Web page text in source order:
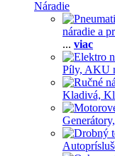
Náradie
náradie a
... viac
Píly, AKU
Kladivá,
Generátory,